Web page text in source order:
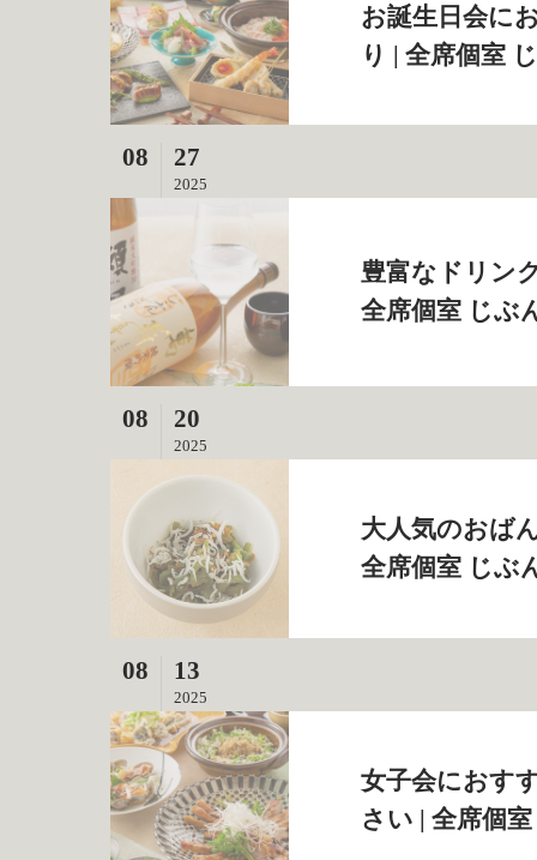
お誕生日会に
り | 全席個室
08 27
2025
豊富なドリン
全席個室 じぶ
08 20
2025
大人気のおば
全席個室 じぶ
08 13
2025
女子会におす
さい | 全席個